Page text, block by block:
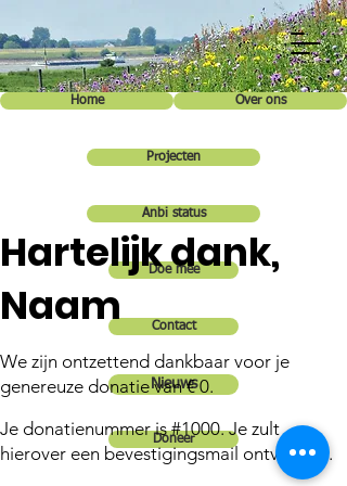
Home Over ons
Projecten
Anbi status
Doe mee
Contact
Nieuws
Doneer
Hartelijk dank,
Naam
We zijn ontzettend dankbaar voor je
genereuze donatie van € 0.
Je donatienummer is #1000. Je zult
hierover een bevestigingsmail ontvangen.